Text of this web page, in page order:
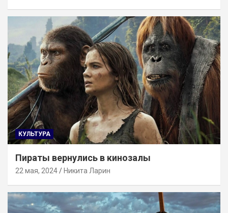
КУЛЬТУРА
Пираты вернулись в кинозалы
22 мая, 2024 Никита Ларин